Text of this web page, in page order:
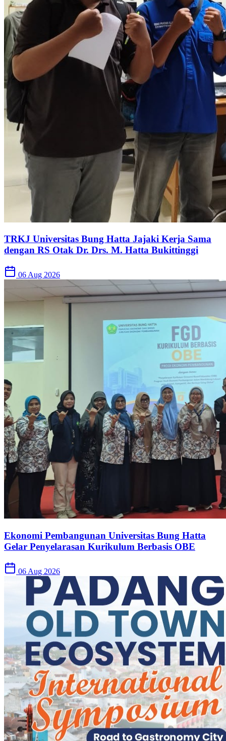
TRKJ Universitas Bung Hatta Jajaki Kerja Sama
dengan RS Otak Dr. Drs. M. Hatta Bukittinggi
06 Aug 2026
Ekonomi Pembangunan Universitas Bung Hatta
Gelar Penyelarasan Kurikulum Berbasis OBE
06 Aug 2026